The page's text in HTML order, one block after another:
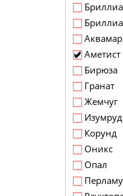
Аметист
Бирюза
Гранат
Жемчуг
Изумруд
Корунд
Оникс
Опал